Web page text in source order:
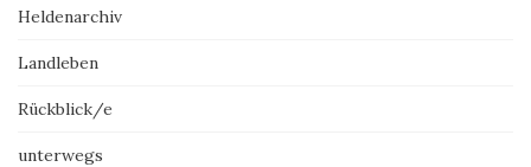
Heldenarchiv
Landleben
Rückblick/e
unterwegs